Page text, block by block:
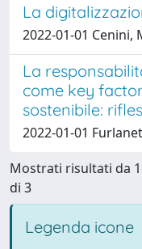
La
2022-01-01 Cenini,
La
come key
sostenibile:
2022-01-01
Mostrati risultati da
di 3
Legenda icone